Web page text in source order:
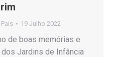
19 Julho 2022
de boas memórias e
Jardins de Infância